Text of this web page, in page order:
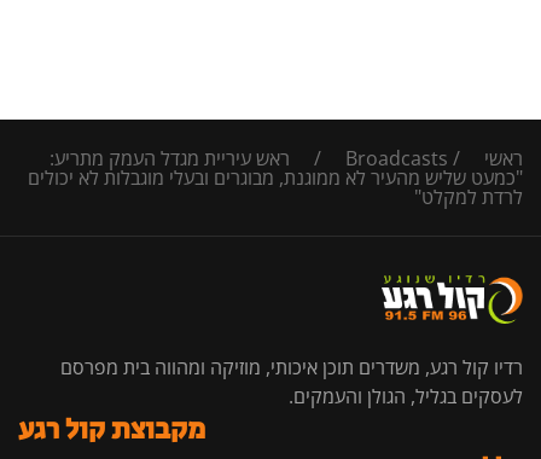
ראשי /
Broadcasts
/ ראש עיריית מגדל העמק מתריע:
"כמעט שליש מהעיר לא ממוגנת, מבוגרים ובעלי מוגבלות לא יכולים
לרדת למקלט"
רדיו קול רגע, משדרים תוכן איכותי, מוזיקה ומהווה בית מפרסם
לעסקים בגליל, הגולן והעמקים.
מקבוצת קול רגע